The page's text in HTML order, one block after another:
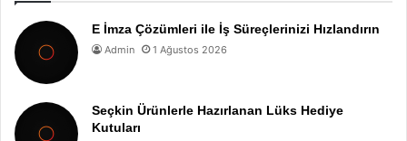
E İmza Çözümleri ile İş Süreçlerinizi Hızlandırın
Admin 1 Ağustos 2026
Seçkin Ürünlerle Hazırlanan Lüks Hediye
Kutuları